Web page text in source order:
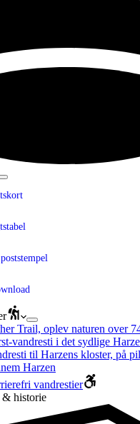
Trail, oplev naturen over
vandresti i det sydlige
til Harzens kloster, på
Harzen
vandrestier
& historie